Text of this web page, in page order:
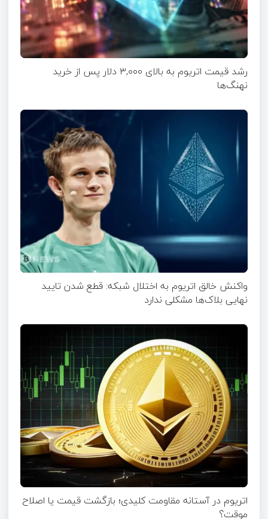
رشد قیمت اتریوم به بالای ۳,۰۰۰ دلار پس از خرید
نهنگ‌ها
واکنش خالق اتریوم به اختلال شبکه: قطع شدن تایید
نهایی بلاک‌ها مشکلی ندارد
اتریوم در آستانه مقاومت کلیدی؛ بازگشت قیمت یا اصلاح
موقت؟